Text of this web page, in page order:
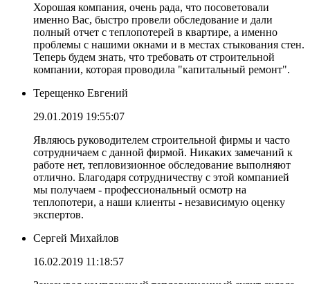
Хорошая компания, очень рада, что посоветовали
именно Вас, быстро провели обследование и дали
полный отчет с теплопотерей в квартире, а именно
проблемы с нашими окнами и в местах стыкования стен.
Теперь будем знать, что требовать от строительной
компании, которая проводила "капитальный ремонт".
Терещенко Евгений
29.01.2019 19:55:07
Являюсь руководителем строительной фирмы и часто
сотрудничаем с данной фирмой. Никаких замечаний к
работе нет, тепловизионное обследование выполняют
отлично. Благодаря сотрудничеству с этой компанией
мы получаем - профессиональный осмотр на
теплопотери, а наши клиенты - независимую оценку
экспертов.
Сергей Михайлов
16.02.2019 11:18:57